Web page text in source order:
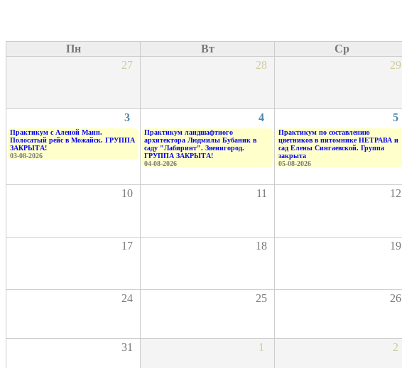
Пн Вт Ср
27
28 29
3 4 5
Практикум с Аленой Манн.
Полосатый рейс в Можайск. ГРУППА
ЗАКРЫТА!
03-08-2026
Практикум ландшафтного
архитектора Людмилы Бубаник в
саду "Лабиринт". Звенигород.
ГРУППА ЗАКРЫТА!
04-08-2026
Практикум по составлению
цветников в питомнике НЕТРАВА и
сад Елены Сингаевской. Группа
закрыта
05-08-2026
10 11 12
17 18 19
24 25 26
31 1 2